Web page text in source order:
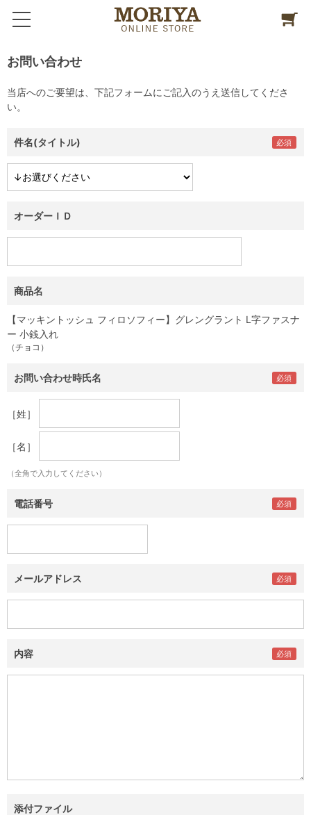
お問い合わせ
当店へのご要望は、下記フォームにご記入のうえ送信してくださ
い。
件名(タイトル)
オーダーＩＤ
商品名
【マッキントッシュ フィロソフィー】グレングラント L字ファスナ
ー 小銭入れ
（チョコ）
お問い合わせ時氏名
［姓］
［名］
（全角で入力してください）
電話番号
メールアドレス
内容
添付ファイル